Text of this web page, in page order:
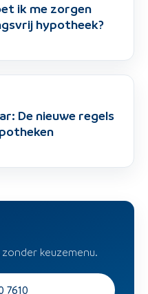
ik me zorgen
hypotheek?
De nieuwe regels
keuzemenu.
7610